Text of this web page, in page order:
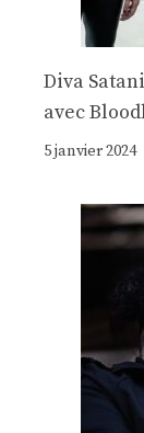
Diva
avec
5 janvier 2024